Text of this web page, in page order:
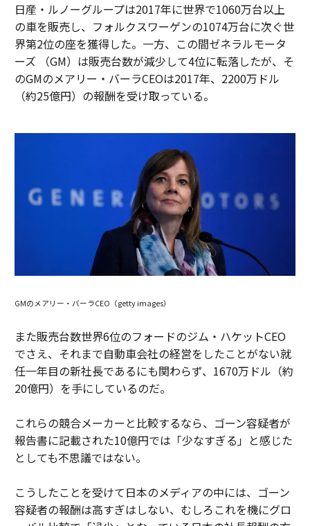
日産・ルノーグループは2017年に世界で1060万台以上
の車を販売し、フォルクスワーゲンの1074万台に次ぐ世
界第2位の座を獲得した。一方、この間ゼネラルモータ
ーズ （GM）は販売台数が減少して4位に転落したが、そ
のGMのメアリー・バーラCEOは2017年、2200万ドル
（約25億円）の報酬を受け取っている。
GMのメアリー・バーラCEO（getty images）
また販売台数世界6位のフォードのジム・ハケットCEO
でさえ、それまで自動車会社の経営をしたことがない就
任一年目の新社長であるにも関わらず、1670万ドル（約
20億円）を手にしているのだ。
これらの競合メーカーと比較するなら、ゴーン容疑者が
報告書に記載された10億円では「少なすぎる」と感じた
としても不思議ではない。
こうしたことを受けて日本のメディアの中には、ゴーン
容疑者の報酬は高すぎはしない、むしろこれを機にグロ